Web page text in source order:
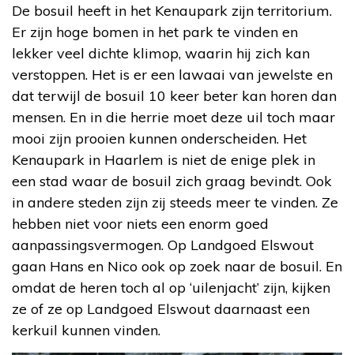
De bosuil heeft in het Kenaupark zijn territorium.
Er zijn hoge bomen in het park te vinden en
lekker veel dichte klimop, waarin hij zich kan
verstoppen. Het is er een lawaai van jewelste en
dat terwijl de bosuil 10 keer beter kan horen dan
mensen. En in die herrie moet deze uil toch maar
mooi zijn prooien kunnen onderscheiden. Het
Kenaupark in Haarlem is niet de enige plek in
een stad waar de bosuil zich graag bevindt. Ook
in andere steden zijn zij steeds meer te vinden. Ze
hebben niet voor niets een enorm goed
aanpassingsvermogen. Op Landgoed Elswout
gaan Hans en Nico ook op zoek naar de bosuil. En
omdat de heren toch al op ‘uilenjacht’ zijn, kijken
ze of ze op Landgoed Elswout daarnaast een
kerkuil kunnen vinden.